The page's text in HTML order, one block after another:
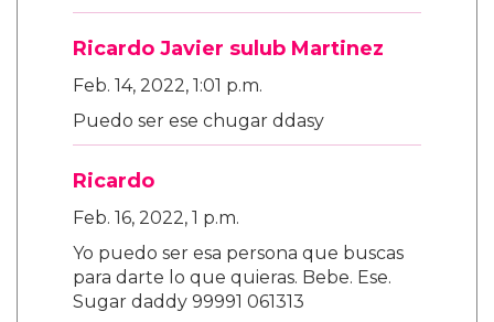
Ricardo Javier sulub Martinez
Feb. 14, 2022, 1:01 p.m.
Puedo ser ese chugar ddasy
Ricardo
Feb. 16, 2022, 1 p.m.
Yo puedo ser esa persona que buscas
para darte lo que quieras. Bebe. Ese.
Sugar daddy 99991 061313